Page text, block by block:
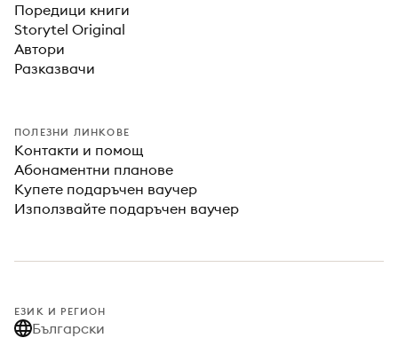
Поредици книги
Storytel Original
Автори
Разказвачи
ПОЛЕЗНИ ЛИНКОВЕ
Контакти и помощ
Абонаментни планове
Купете подаръчен ваучер
Използвайте подаръчен ваучер
ЕЗИК И РЕГИОН
Български